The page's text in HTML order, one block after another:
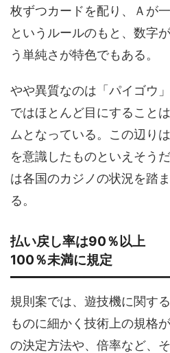
枚ずつカードを配り、Ａが
というルールのもと、数字
う単純さが特色でもある。
やや異質なのは「パイゴウ
ではほとんど目にすること
ムとなっている。この辺り
を意識したものといえそう
は各国のカジノの状況を踏
る。
払い戻し率は90％以上
100％未満に規定
規則案では、遊技機に関す
ものに細かく技術上の規格
の決定方法や、倍率など、